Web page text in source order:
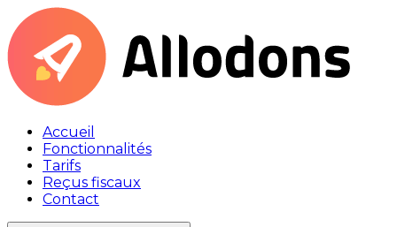
Accueil
Fonctionnalités
Tarifs
Reçus fiscaux
Contact